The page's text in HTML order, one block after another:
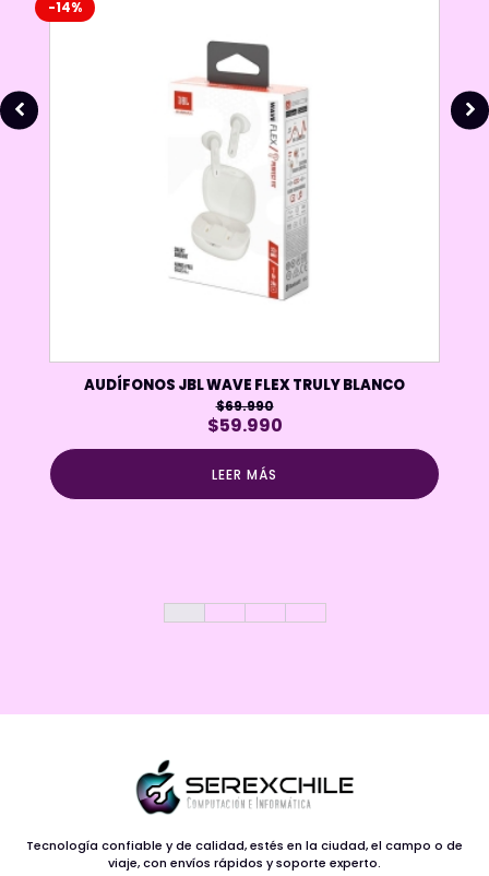
-14%
AUDÍFONOS JBL WAVE FLEX TRULY BLANCO
$69.990
El
precio
original
era:
$59.990El
precio
es:
LEER MÁS
Tecnología confiable y de calidad, estés en la ciudad, el campo o de
viaje, con envíos rápidos y soporte experto.